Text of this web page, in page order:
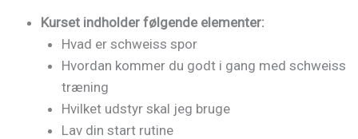
Kurset indholder følgende elementer:
Hvad er schweiss spor
Hvordan kommer du godt i gang med schweiss
træning
Hvilket udstyr skal jeg bruge
Lav din start rutine